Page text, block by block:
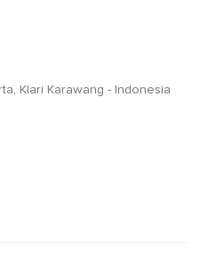
Klari Karawang - Indonesia